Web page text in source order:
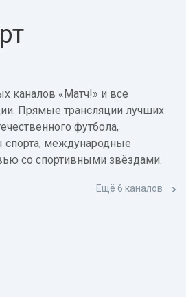
каналов «Матч!» и все
Прямые трансляции лучших
футбола,
международные
со спортивными звёздами.
Ещё 6 каналов